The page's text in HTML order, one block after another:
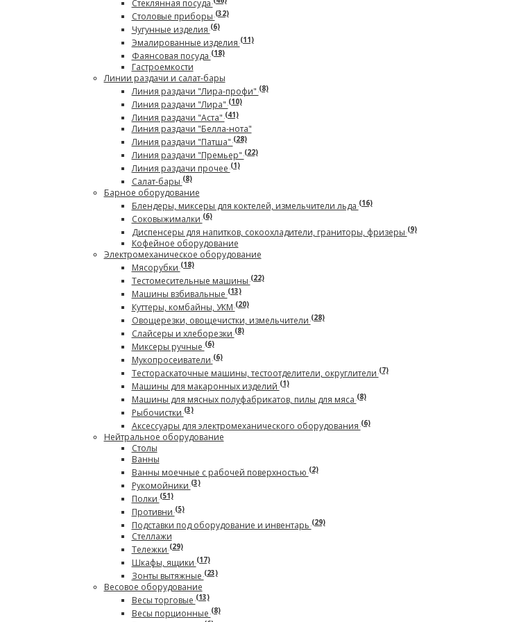
Стеклянная посуда
Столовые приборы(32)
Чугунные изделия(6)
Эмалированные изделия(11)
Фаянсовая посуда(18)
Гастроемкости
Линии раздачи и салат-бары
Линия раздачи "Лира-профи"(8)
Линия раздачи "Лира"(10)
Линия раздачи "Аста"(41)
Линия раздачи "Белла-нота"
Линия раздачи "Патша"(28)
Линия раздачи "Премьер"(22)
Линия раздачи прочее(1)
Салат-бары(8)
Барное оборудование
Блендеры, миксеры для коктелей, измельчители льда(16)
Соковыжималки(6)
Диспенсеры для напитков, сокоохладители, граниторы, фризеры(9)
Кофейное оборудование
Электромеханическое оборудование
Мясорубки(18)
Тестомесительные машины(22)
Машины взбивальные(13)
Куттеры, комбайны, УКМ(20)
Овощерезки, овощечистки, измельчители(28)
Слайсеры и хлеборезки(8)
Миксеры ручные(6)
Мукопросеиватели(6)
Тестораскаточные машины, тестоотделители, округлители(7)
Машины для макаронных изделий(1)
Машины для мясных полуфабрикатов, пилы для мяса(8)
Рыбочистки(3)
Аксессуары для электромеханического оборудования(6)
Нейтральное оборудование
Столы
Ванны
Ванны моечные с рабочей поверхностью(2)
Рукомойники(3)
Полки(51)
Противни(5)
Подставки под оборудование и инвентарь(29)
Стеллажи
Тележки(29)
Шкафы, ящики(17)
Зонты вытяжные(23)
Весовое оборудование
Весы торговые(13)
Весы порционные(8)